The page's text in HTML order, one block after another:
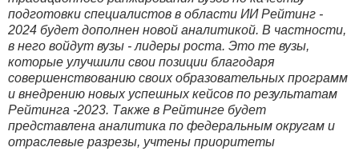
подготовки специалистов в области ИИ Рейтинг -
2024 будет дополнен новой аналитикой. В частности,
в него войдут вузы - лидеры роста. Это те вузы,
которые улучшили свои позиции благодаря
совершенствованию своих образовательных программ
и внедрению новых успешных кейсов по результатам
Рейтинга -2023. Также в Рейтинге будет
представлена аналитика по федеральным округам и
отраслевые разрезы, учтены приоритеты